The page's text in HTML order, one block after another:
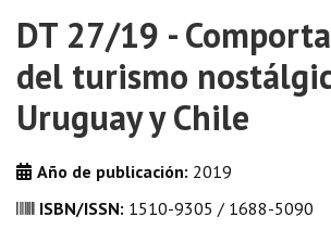
DT 27/19 -
del turismo
Uruguay y Chile
Año de publicación: 2019
ISBN/ISSN: 1510-9305 / 1688-5090